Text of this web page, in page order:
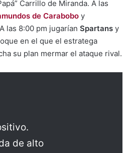
Carrillo de Miranda. A las
de Carabobo y
las 8:00 pm jugarían Spartans y
en el que el estratega
su plan mermar el ataque rival.
de alto